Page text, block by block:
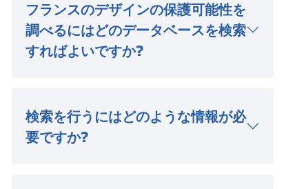
フランスのデザインの保護可能性を
調べるにはどのデータベースを検索
すればよいですか?
検索を行うにはどのような情報が必
要ですか?